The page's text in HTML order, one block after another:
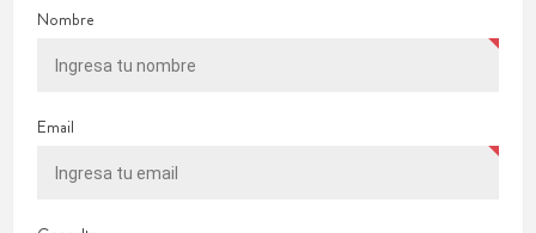
Nombre
Email